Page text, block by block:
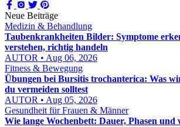
Neue Beiträge
Medizin & Behandlung
Taubenkrankheiten Bilder: Symptome
verstehen, richtig handeln
AUTOR • Aug 06, 2026
Fitness & Bewegung
Übungen bei Bursitis trochanterica: Was
du vermeiden solltest
AUTOR • Aug 05, 2026
Gesundheit für Frauen & Männer
Wie lange Wochenbett: Dauer, Phasen